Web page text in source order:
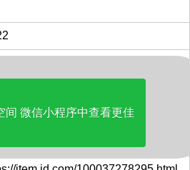
RTX 3060 Laptop
间 微信小程序中查看更佳